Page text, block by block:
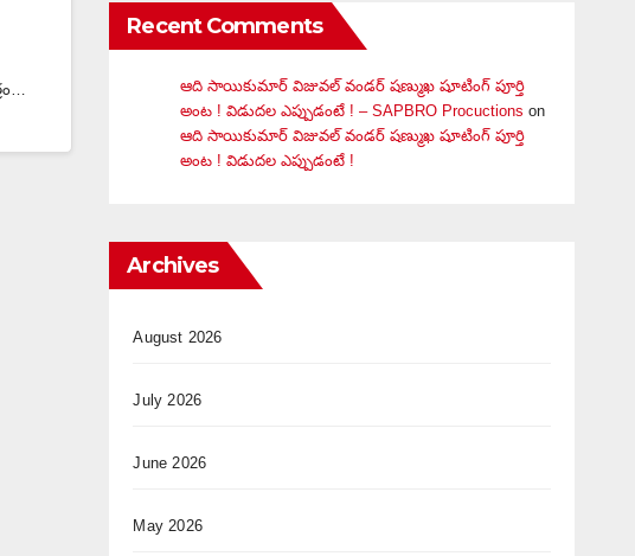
Recent Comments
ఆది సాయికుమార్ విజువ‌ల్ వండ‌ర్ ష‌ణ్ముఖ షూటింగ్ పూర్తి
అంట ! విడుదల ఎప్పుడంటే ! – SAPBRO Procuctions on
ఆది సాయికుమార్ విజువ‌ల్ వండ‌ర్ ష‌ణ్ముఖ షూటింగ్ పూర్తి
అంట ! విడుదల ఎప్పుడంటే !
Archives
August 2026
July 2026
June 2026
May 2026